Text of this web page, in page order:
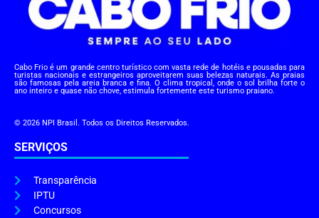
Cabo Frio é um grande centro turístico com vasta rede de hotéis e pousadas para
turistas nacionais e estrangeiros aproveitarem suas belezas naturais. As praias
são famosas pela areia branca e fina. O clima tropical, onde o sol brilha forte o
ano inteiro e quase não chove, estimula fortemente este turismo praiano.
© 2026 NPI Brasil. Todos os Direitos Reservados.
SERVIÇOS
Transparência
IPTU
Concursos